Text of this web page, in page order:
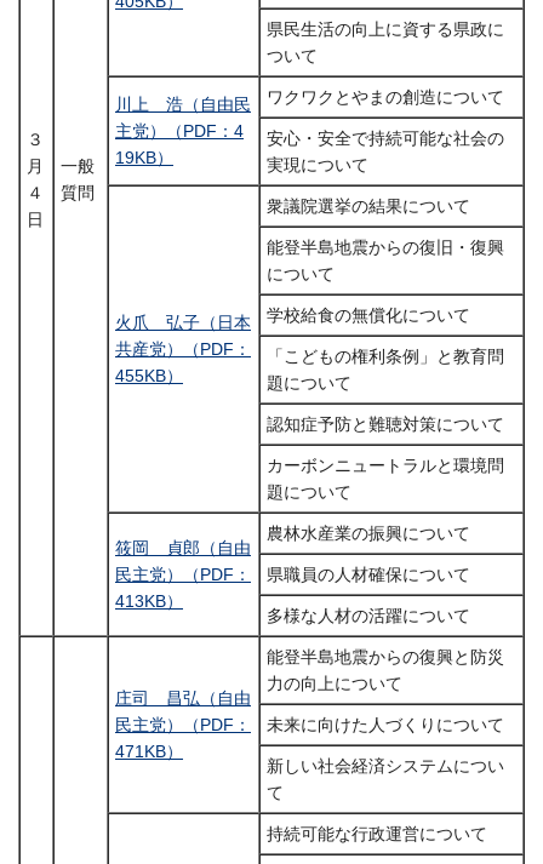
３
月
４
日
一般
質問
県民生活の向上に資する県政に
ついて
川上 浩（自由民
主党）（PDF：4
19KB）
ワクワクとやまの創造について
安心・安全で持続可能な社会の
実現について
火爪 弘子（日本
共産党）（PDF：
455KB）
衆議院選挙の結果について
能登半島地震からの復旧・復興
について
学校給食の無償化について
「こどもの権利条例」と教育問
題について
認知症予防と難聴対策について
カーボンニュートラルと環境問
題について
筱岡 貞郎（自由
民主党）（PDF：
413KB）
農林水産業の振興について
県職員の人材確保について
多様な人材の活躍について
庄司 昌弘（自由
民主党）（PDF：
471KB）
能登半島地震からの復興と防災
力の向上について
未来に向けた人づくりについて
新しい社会経済システムについ
て
持続可能な行政運営について